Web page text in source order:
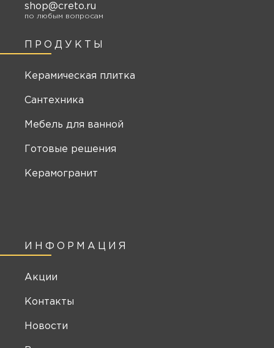
ИНФОРМАЦИЯ
Акции
Контакты
Новости
ПРОДУКТЫ
Керамическая плитка
Сантехника
Мебель для ванной
Готовые решения
Керамогранит
shop@creto.ru
по любым вопросам